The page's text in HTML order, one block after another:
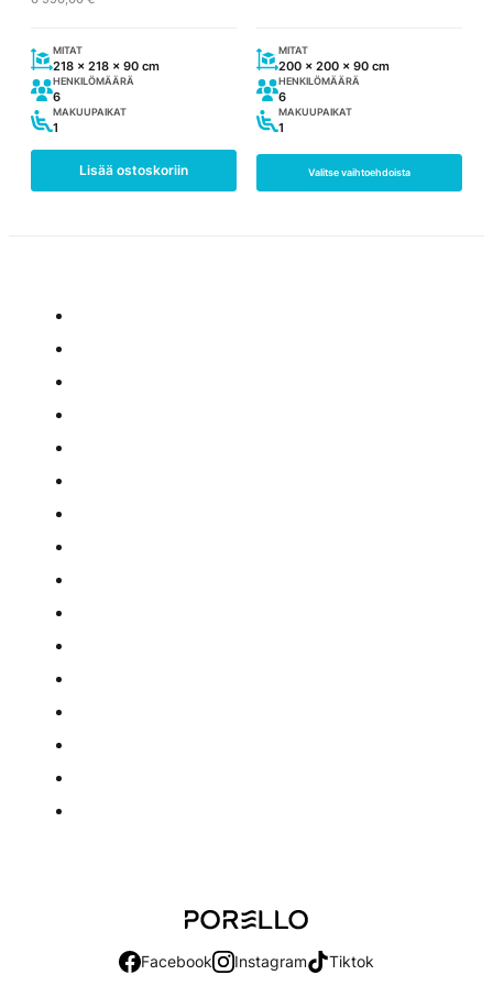
990,00 €.
490,00 €.
MITAT
218 x 218 x 90 cm
HENKILÖMÄÄRÄ
6
MAKUUPAIKAT
1
Lisää ostoskoriin
MITAT
200 x 200 x 90 cm
HENKILÖMÄÄRÄ
6
MAKUUPAIKAT
1
Valitse vaihtoehdoista
Porello
Facebook Instagram Tiktok